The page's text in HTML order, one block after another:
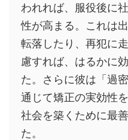
われれば、服役後に
性が高まる。これは
転落したり、再犯に
慮すれば、はるかに
た。さらに彼は「過
通じて矯正の実効性
社会を築くために最
た。